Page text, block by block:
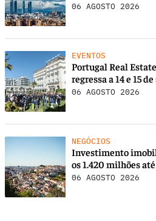
06 AGOSTO 2026
EVENTOS
Portugal Real
regressa a 14 e 15
06 AGOSTO 2026
NEGÓCIOS
Investimento
os 1.420 milhões
06 AGOSTO 2026